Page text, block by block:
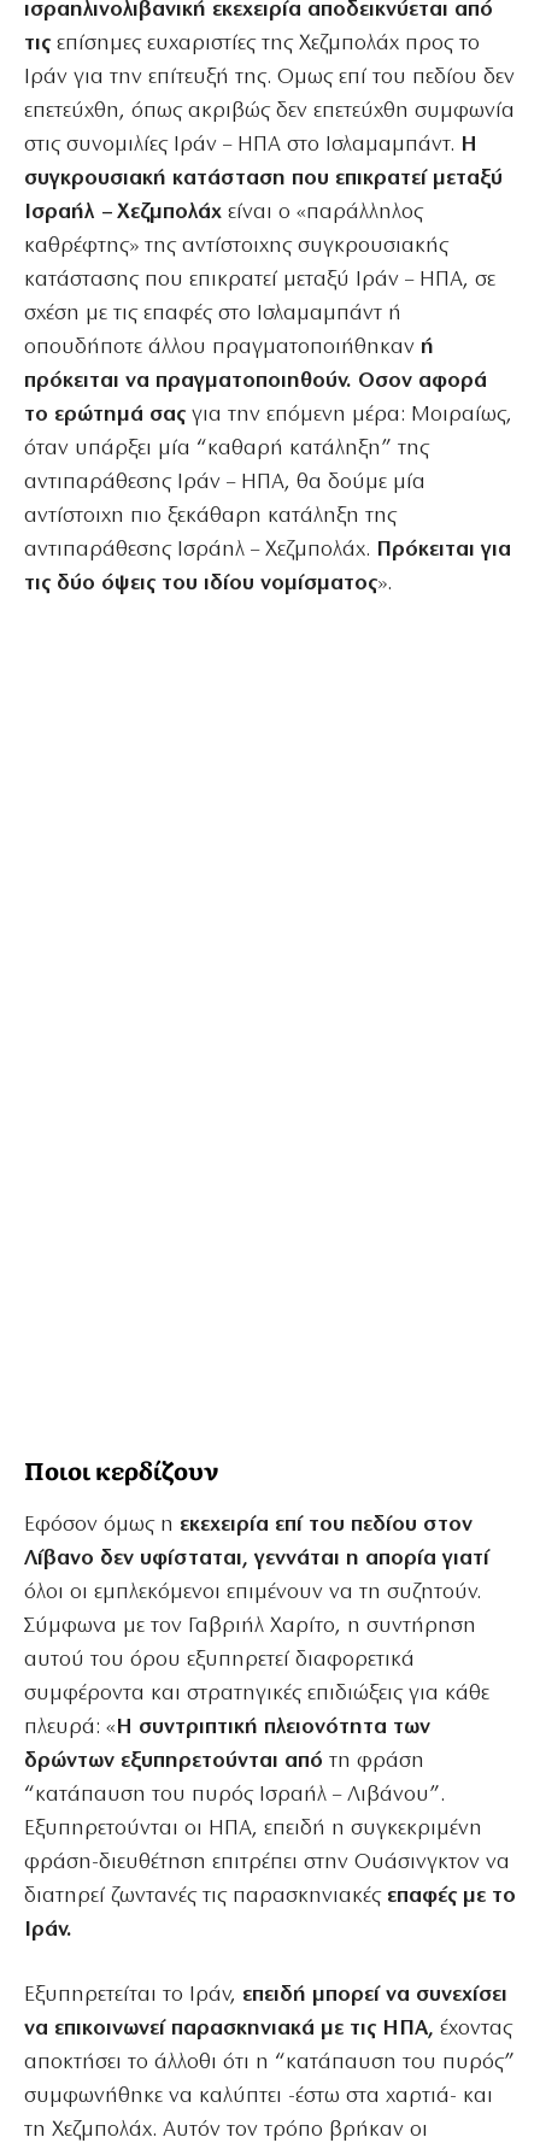
ισραηλινολιβανική εκεχειρία αποδεικνύεται από
τις επίσημες ευχαριστίες της Χεζμπολάχ προς το
Ιράν για την επίτευξή της. Ομως επί του πεδίου δεν
επετεύχθη, όπως ακριβώς δεν επετεύχθη συμφωνία
στις συνομιλίες Ιράν – ΗΠΑ στο Ισλαμαμπάντ. Η
συγκρουσιακή κατάσταση που επικρατεί μεταξύ
Ισραήλ – Χεζμπολάχ είναι ο «παράλληλος
καθρέφτης» της αντίστοιχης συγκρουσιακής
κατάστασης που επικρατεί μεταξύ Ιράν – ΗΠΑ, σε
σχέση με τις επαφές στο Ισλαμαμπάντ ή
οπουδήποτε άλλου πραγματοποιήθηκαν ή
πρόκειται να πραγματοποιηθούν. Οσον αφορά
το ερώτημά σας για την επόμενη μέρα: Μοιραίως,
όταν υπάρξει μία “καθαρή κατάληξη” της
αντιπαράθεσης Ιράν – ΗΠΑ, θα δούμε μία
αντίστοιχη πιο ξεκάθαρη κατάληξη της
αντιπαράθεσης Ισράηλ – Χεζμπολάχ. Πρόκειται για
τις δύο όψεις του ιδίου νομίσματος».
Ποιοι κερδίζουν
Εφόσον όμως η εκεχειρία επί του πεδίου στον
Λίβανο δεν υφίσταται, γεννάται η απορία γιατί
όλοι οι εμπλεκόμενοι επιμένουν να τη συζητούν.
Σύμφωνα με τον Γαβριήλ Χαρίτο, η συντήρηση
αυτού του όρου εξυπηρετεί διαφορετικά
συμφέροντα και στρατηγικές επιδιώξεις για κάθε
πλευρά: «Η συντριπτική πλειονότητα των
δρώντων εξυπηρετούνται από τη φράση
“κατάπαυση του πυρός Ισραήλ – Λιβάνου”.
Εξυπηρετούνται οι ΗΠΑ, επειδή η συγκεκριμένη
φράση-διευθέτηση επιτρέπει στην Ουάσινγκτον να
διατηρεί ζωντανές τις παρασκηνιακές επαφές με το
Ιράν.
Εξυπηρετείται το Ιράν, επειδή μπορεί να συνεχίσει
να επικοινωνεί παρασκηνιακά με τις ΗΠΑ, έχοντας
αποκτήσει το άλλοθι ότι η “κατάπαυση του πυρός”
συμφωνήθηκε να καλύπτει -έστω στα χαρτιά- και
τη Χεζμπολάχ. Αυτόν τον τρόπο βρήκαν οι